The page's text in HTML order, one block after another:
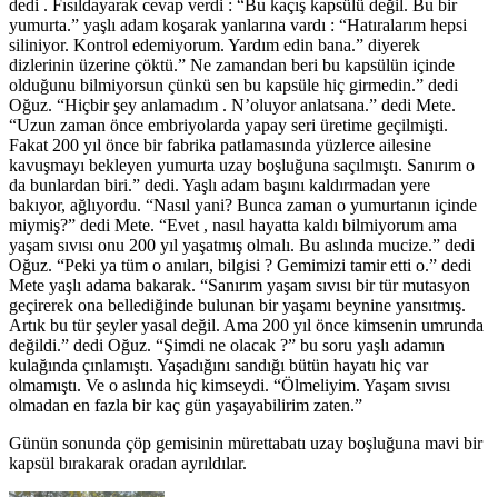
dedi . Fısıldayarak cevap verdi : “Bu kaçış kapsülü değil. Bu bir
yumurta.” yaşlı adam koşarak yanlarına vardı : “Hatıralarım hepsi
siliniyor. Kontrol edemiyorum. Yardım edin bana.” diyerek
dizlerinin üzerine çöktü.” Ne zamandan beri bu kapsülün içinde
olduğunu bilmiyorsun çünkü sen bu kapsüle hiç girmedin.” dedi
Oğuz. “Hiçbir şey anlamadım . N’oluyor anlatsana.” dedi Mete.
“Uzun zaman önce embriyolarda yapay seri üretime geçilmişti.
Fakat 200 yıl önce bir fabrika patlamasında yüzlerce ailesine
kavuşmayı bekleyen yumurta uzay boşluğuna saçılmıştı. Sanırım o
da bunlardan biri.” dedi. Yaşlı adam başını kaldırmadan yere
bakıyor, ağlıyordu. “Nasıl yani? Bunca zaman o yumurtanın içinde
miymiş?” dedi Mete. “Evet , nasıl hayatta kaldı bilmiyorum ama
yaşam sıvısı onu 200 yıl yaşatmış olmalı. Bu aslında mucize.” dedi
Oğuz. “Peki ya tüm o anıları, bilgisi ? Gemimizi tamir etti o.” dedi
Mete yaşlı adama bakarak. “Sanırım yaşam sıvısı bir tür mutasyon
geçirerek ona bellediğinde bulunan bir yaşamı beynine yansıtmış.
Artık bu tür şeyler yasal değil. Ama 200 yıl önce kimsenin umrunda
değildi.” dedi Oğuz. “Şimdi ne olacak ?” bu soru yaşlı adamın
kulağında çınlamıştı. Yaşadığını sandığı bütün hayatı hiç var
olmamıştı. Ve o aslında hiç kimseydi. “Ölmeliyim. Yaşam sıvısı
olmadan en fazla bir kaç gün yaşayabilirim zaten.”
Günün sonunda çöp gemisinin mürettabatı uzay boşluğuna mavi bir
kapsül bırakarak oradan ayrıldılar.